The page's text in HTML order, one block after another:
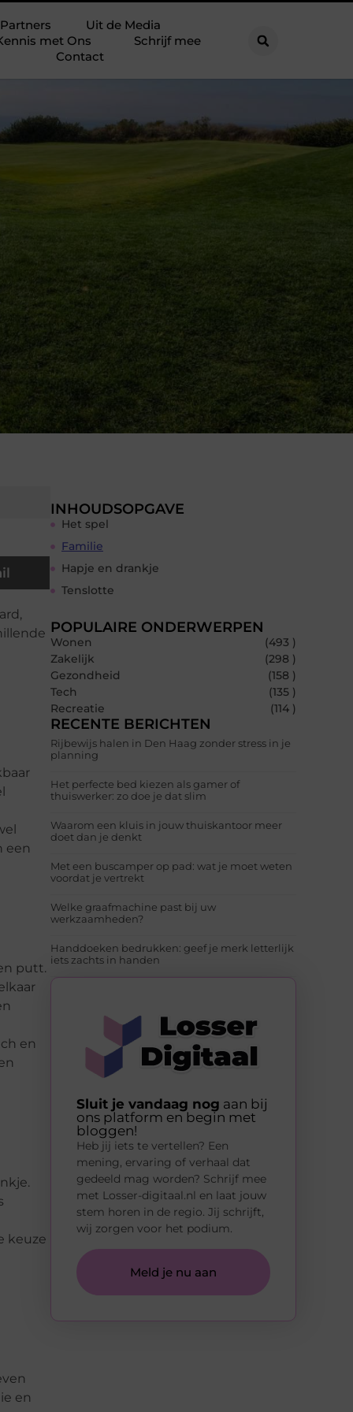
Partners
Uit de Media
met Ons
Schrijf mee
Contact
een
putt.
en
keuze
en
INHOUDSOPGAVE
Het spel
Familie
Hapje en drankje
Tenslotte
POPULAIRE ONDERWERPEN
Wonen
(493 )
Zakelijk
(298 )
Gezondheid
(158 )
Tech
(135 )
Recreatie
(114 )
RECENTE BERICHTEN
Rijbewijs halen in Den Haag zonder stress in je
planning
Het perfecte bed kiezen als gamer of
thuiswerker: zo doe je dat slim
Waarom een kluis in jouw thuiskantoor meer
doet dan je denkt
Met een buscamper op pad: wat je moet weten
voordat je vertrekt
Welke graafmachine past bij uw
werkzaamheden?
Handdoeken bedrukken: geef je merk letterlijk
iets zachts in handen
Sluit je vandaag nog aan bij
ons platform en begin met
bloggen!
Heb jij iets te vertellen? Een
mening, ervaring of verhaal dat
gedeeld mag worden? Schrijf mee
met Losser-digitaal.nl en laat jouw
stem horen in de regio. Jij schrijft,
wij zorgen voor het podium.
Meld je nu aan